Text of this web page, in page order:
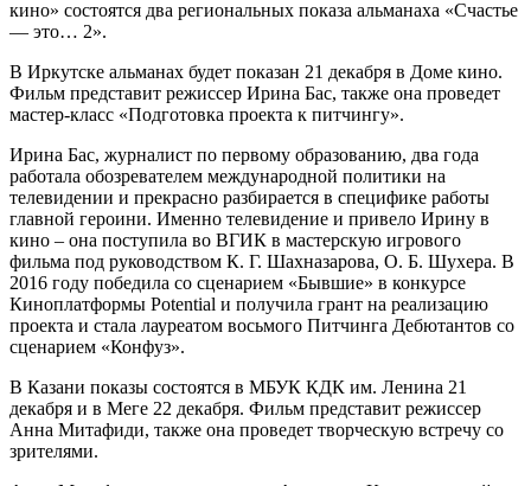
кино» состоятся два региональных показа альманаха «Счастье
— это… 2».
В Иркутске альманах будет показан 21 декабря в Доме кино.
Фильм представит режиссер Ирина Бас, также она проведет
мастер-класс «Подготовка проекта к питчингу».
Ирина Бас, журналист по первому образованию, два года
работала обозревателем международной политики на
телевидении и прекрасно разбирается в специфике работы
главной героини. Именно телевидение и привело Ирину в
кино – она поступила во ВГИК в мастерскую игрового
фильма под руководством К. Г. Шахназарова, О. Б. Шухера. В
2016 году победила со сценарием «Бывшие» в конкурсе
Киноплатформы Potential и получила грант на реализацию
проекта и стала лауреатом восьмого Питчинга Дебютантов со
сценарием «Конфуз».
В Казани показы состоятся в МБУК КДК им. Ленина 21
декабря и в Меге 22 декабря. Фильм представит режиссер
Анна Митафиди, также она проведет творческую встречу со
зрителями.